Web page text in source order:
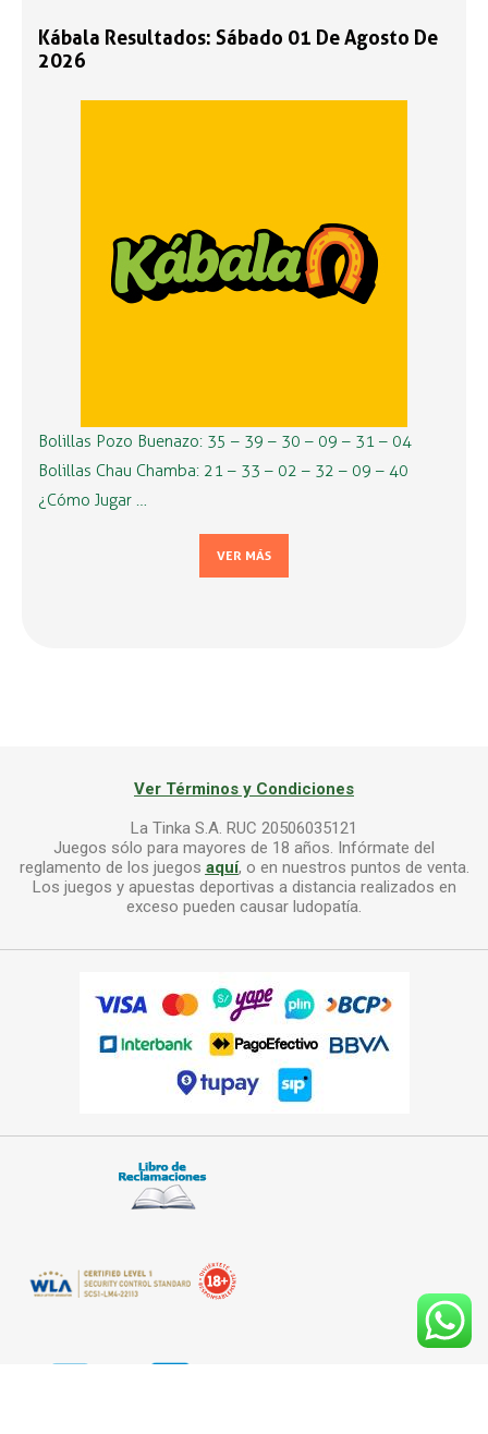
Kábala Resultados: Sábado 01 De Agosto De
2026
Bolillas Pozo Buenazo: 35 – 39 – 30 – 09 – 31 – 04
Bolillas Chau Chamba: 21 – 33 – 02 – 32 – 09 – 40
¿Cómo Jugar …
VER MÁS
Ver Términos y Condiciones
La Tinka S.A. RUC 20506035121
Juegos sólo para mayores de 18 años. Infórmate del
reglamento de los juegos aquí, o en nuestros puntos de venta.
Los juegos y apuestas deportivas a distancia realizados en
exceso pueden causar ludopatía.